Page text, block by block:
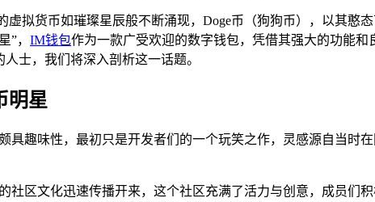
虚拟货币如璀璨星辰般不断涌现，Doge币（狗狗币），以其憨
”， IM钱包作为一款广受欢迎的数字钱包，凭借其强大的功能
士，我们将深入剖析这一话题。
明星
具趣味性，最初只是开发者们的一个玩笑之作，灵感源自当时
社区文化迅速传播开来，这个社区充满了活力与创意，成员们